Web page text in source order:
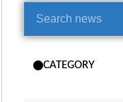
CATEGORY